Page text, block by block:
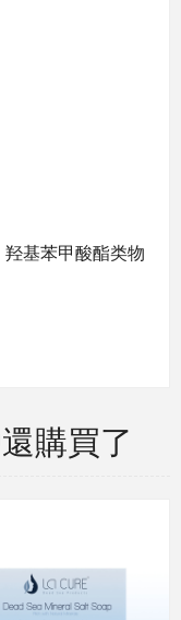
基苯甲酸酯类物
購買了